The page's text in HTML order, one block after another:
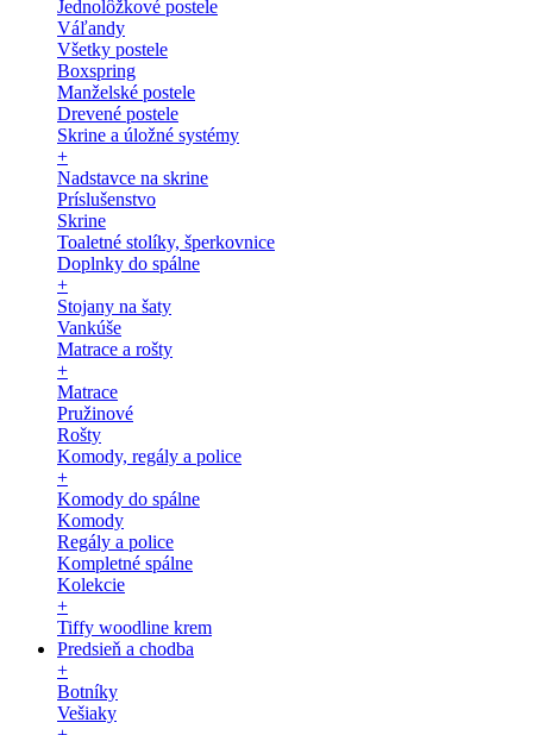
Jednolôžkové postele
Váľandy
Všetky postele
Boxspring
Manželské postele
Drevené postele
Skrine a úložné systémy
+
Nadstavce na skrine
Príslušenstvo
Skrine
Toaletné stolíky, šperkovnice
Doplnky do spálne
+
Stojany na šaty
Vankúše
Matrace a rošty
+
Matrace
Pružinové
Rošty
Komody, regály a police
+
Komody do spálne
Komody
Regály a police
Kompletné spálne
Kolekcie
+
Tiffy woodline krem
Predsieň a chodba
+
Botníky
Vešiaky